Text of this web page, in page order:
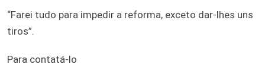
“Farei tudo para impedir a reforma, exceto dar-lhes uns
tiros”.
Para contatá-lo